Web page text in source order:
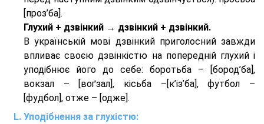
[проз’ба].
Глухий + дзвінкий → дзвінкий + дзвінкий.
В українській мові дзвінкий приголосний завжди
впливає своєю дзвінкістю на попередній глухий і
уподібнює його до себе: боротьба – [бород’ба],
вокзал – [воґзал], кісьба –[к’із’ба], футбол –
[фудбол], отже – [одже].
Уподібнення за глухістю: